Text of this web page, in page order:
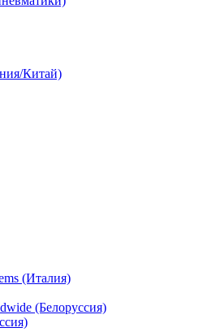
Китай)
(Италия)
(Белоруссия)